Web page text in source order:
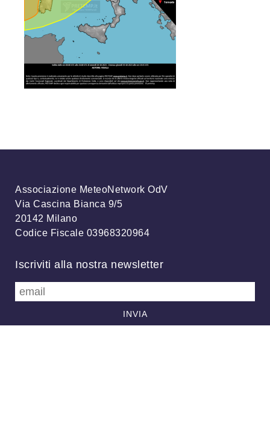
Associazione MeteoNetwork OdV
Via Cascina Bianca 9/5
20142 Milano
Codice Fiscale 03968320964
Iscriviti alla nostra newsletter